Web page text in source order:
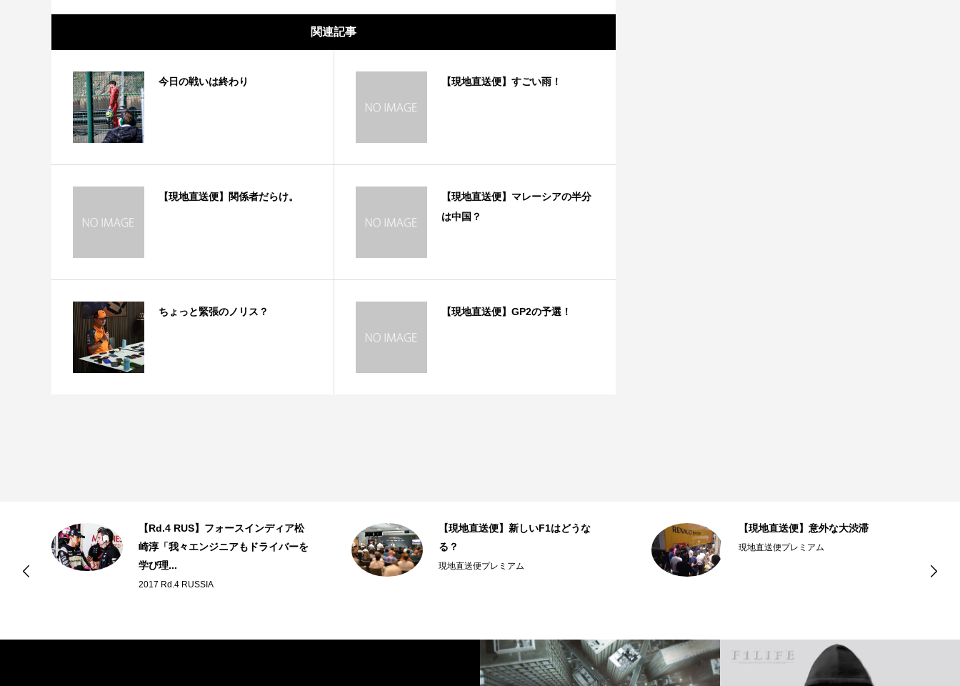
関連記事
今日の戦いは終わり 【現地直送便】すごい雨！
【現地直送便】関係者だらけ。
【現地直送便】マレーシアの半分
は中国？
ちょっと緊張のノリス？ 【現地直送便】GP2の予選！
【Rd.4 RUS】フォースインディア松
崎淳「我々エンジニアもドライバーを
学び理...
2017 Rd.4 RUSSIA
【現地直送便】新しいF1はどうな
る？
現地直送便プレミアム
【現地直送便】意外な大渋滞
現地直送便プレミアム